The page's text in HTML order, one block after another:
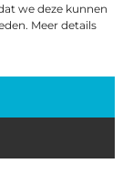
we deze kunnen
Meer details